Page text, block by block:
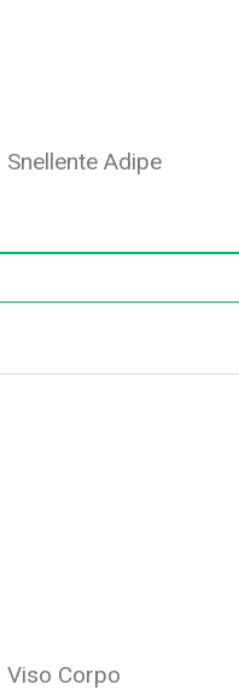
Adipe
Viso Corpo